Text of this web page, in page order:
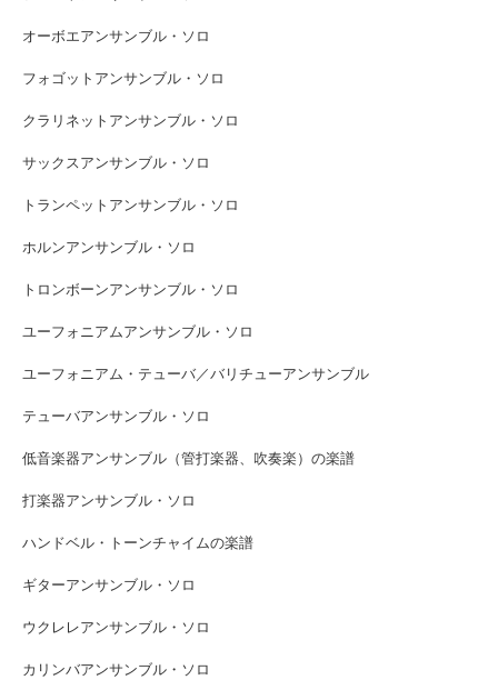
オーボエアンサンブル・ソロ
フォゴットアンサンブル・ソロ
クラリネットアンサンブル・ソロ
サックスアンサンブル・ソロ
トランペットアンサンブル・ソロ
ホルンアンサンブル・ソロ
トロンボーンアンサンブル・ソロ
ユーフォニアムアンサンブル・ソロ
ユーフォニアム・テューバ／バリチューアンサンブル
テューバアンサンブル・ソロ
低音楽器アンサンブル（管打楽器、吹奏楽）の楽譜
打楽器アンサンブル・ソロ
ハンドベル・トーンチャイムの楽譜
ギターアンサンブル・ソロ
ウクレレアンサンブル・ソロ
カリンバアンサンブル・ソロ